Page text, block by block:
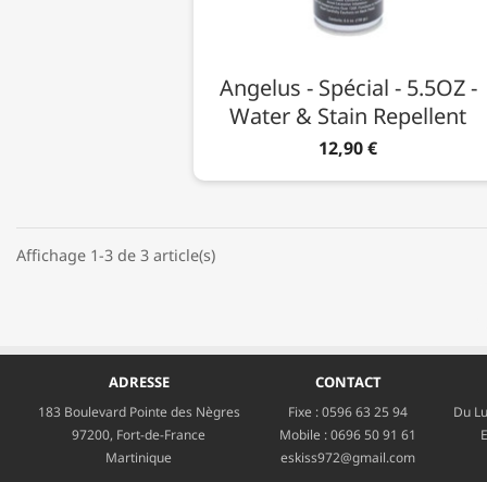
Angelus - Spécial - 5.5OZ -
Water & Stain Repellent
12,90 €
Affichage 1-3 de 3 article(s)
ADRESSE
183 Boulevard Pointe des Nègres
97200, Fort-de-France
Martinique
CONTACT
Fixe :0596 63 25 94
Mobile :0696 50 91 61
eskiss972@gmail.com
Du